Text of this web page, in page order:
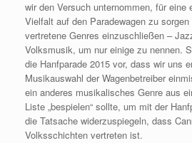
wir den Versuch unternommen, für eine
Vielfalt auf den Paradewagen zu
vertretene Genres einzuschließen –
Volksmusik, um nur einige zu nennen.
die Hanfparade 2015 vor, dass wir uns
Musikauswahl der Wagenbetreiber
ein anderes musikalisches Genre aus
Liste „bespielen“ sollte, um mit der
die Tatsache widerzuspiegeln, dass
Volksschichten vertreten ist.